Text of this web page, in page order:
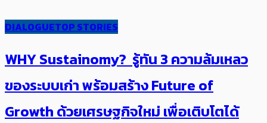
DIALOGUETOP STORIES
WHY Sustainomy? รู้ทัน 3 ความล้มเหลว
ของระบบเก่า พร้อมสร้าง Future of
Growth ด้วยเศรษฐกิจใหม่ เพื่อเติบโตได้